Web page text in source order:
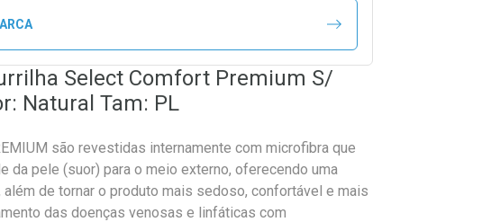
Select Comfort Premium S/
Natural Tam: PL
são revestidas internamente com microfibra que
da pele (suor) para o meio externo, oferecendo uma
além de tornar o produto mais sedoso, confortável e mais
das doenças venosas e linfáticas com